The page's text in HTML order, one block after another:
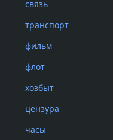
связь
транспорт
фильм
флот
хозбыт
цензура
часы